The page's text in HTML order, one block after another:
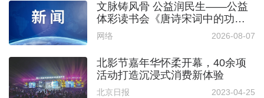
文脉铸风骨 公益润民生——公益
体彩读书会《唐诗宋词中的功夫
梦》圆满落幕
网络 2026-08-07
北影节嘉年华怀柔开幕，40余项
活动打造沉浸式消费新体验
北京日报 2023-04-25